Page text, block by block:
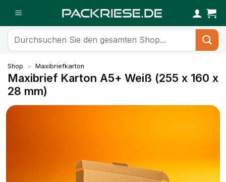
Inhalt
springen
Suchen
nach:
Shop > Maxibriefkarton
Maxibrief Karton A5+ Weiß (255 x 160 x
28 mm)